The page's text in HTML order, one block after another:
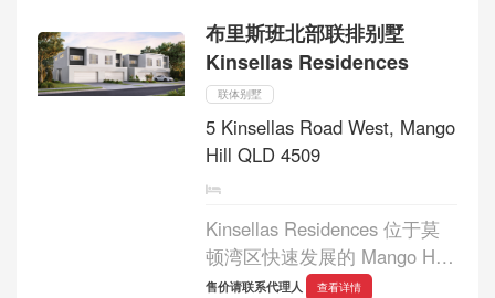
资 50 亿澳元打造的充满活力
的集医疗、零售、...
布里斯班北部联排别墅
Kinsellas Residences
联体别墅
5 Kinsellas Road West, Mango
Hill QLD 4509
Kinsellas Residences 位于莫
顿湾区快速发展的 Mango Hill
郊区，是 Heran 建筑集团最新
售价请联系代理人 查看详情